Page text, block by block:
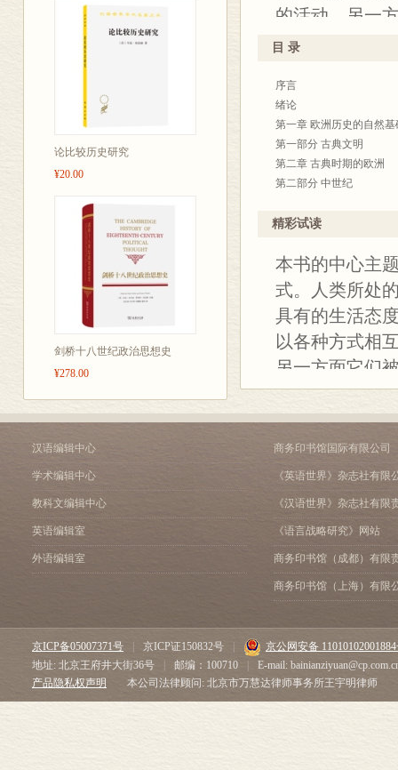
论比较历史研究
¥20.00
剑桥十八世纪政治思想史
¥278.00
的活动，另一
组织是一个不
具有极强的实
目 录
序言
绪论
第一章 欧洲历史的自然基
第一部分 古典文明
第二章 古典时期的欧洲
第二部分 中世纪
第四章 查理曼时代的欧洲
第六章 14世纪初的欧洲
第七章 中世纪晚期
第三部分 近代欧洲
第八章 文艺复兴时期的欧
第九章 16至19世纪
第四部分 工业革命及以后
索引
精彩试读
本书的中心主
式。人类所处
具有的生活态
以各种方式相
另一方面它们
存在，但在方
关系已被人们
交往得以传播
的关系极为复
该模式。
环境是人们生
原等地形。这
不用说农业了
认为是“永恒不
的历史阶段的
生了细节上的
的影响却是历
变为沧海。另
汉语编辑中心
学术编辑中心
教科文编辑中心
英语编辑室
外语编辑室
商务印书馆国际有限公司
《英语世界》杂志社有限
《汉语世界》杂志社有限
《语言战略研究》网站
商务印书馆（成都）有限
商务印书馆（上海）有限
京ICP备05007371号 京ICP证150832号
京公网安备
地址: 北京王府井大街36号
邮编：100710
E-mail:
产品隐私权声明
本公司法律顾问: 北京市万慧达律师事务所王宇明律师